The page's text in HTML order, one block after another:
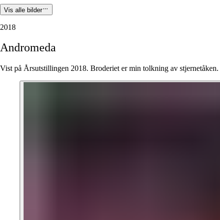
Vis alle bilder
2018
Andromeda
Vist på Årsutstillingen 2018. Broderiet er min tolkning av stjernetåken.